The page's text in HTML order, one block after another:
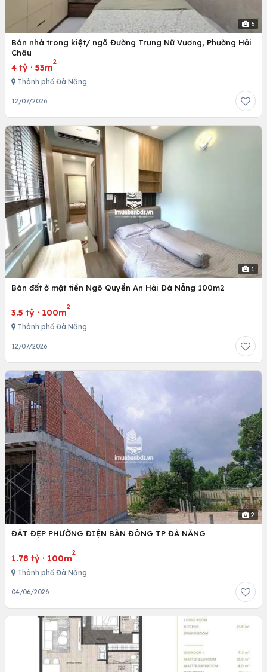
6
Bán nhà trong kiệt/ ngõ Đường Trưng Nữ Vương, Phường Hải
Châu
4 tỷ · 53m
2
Thành phố Đà Nẵng
12/07/2026
1
Bán đất ở mặt tiền Ngô Quyền An Hải Đà Nẵng 100m2
3.5 tỷ · 100m
2
Thành phố Đà Nẵng
12/07/2026
2
ĐẤT ĐẸP PHƯỜNG ĐIỆN BÀN ĐÔNG TP ĐÀ NẴNG
1.78 tỷ · 100m
2
Thành phố Đà Nẵng
04/06/2026